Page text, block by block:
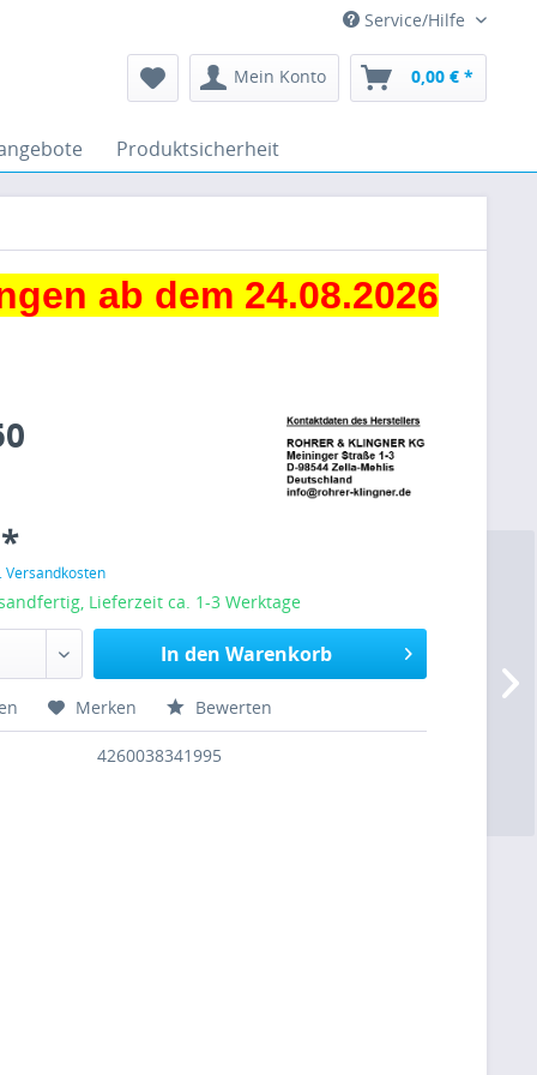
Service/Hilfe
Mein Konto 0,00 € *
Produktsicherheit
ab dem 24.08.2026
Versandkosten
Lieferzeit ca. 1-3 Werktage
In den Warenkorb
Merken Bewerten
4260038341995